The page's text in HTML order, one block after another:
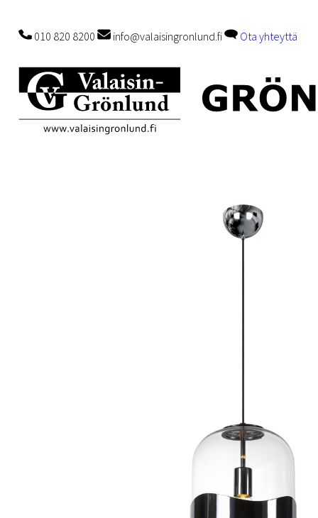
010 820 8200 info@valaisingronlund.fi Ota yhteyttä